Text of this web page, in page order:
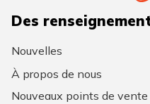
Des
Nouvelles
À propos de nous
Nouveaux points de vente